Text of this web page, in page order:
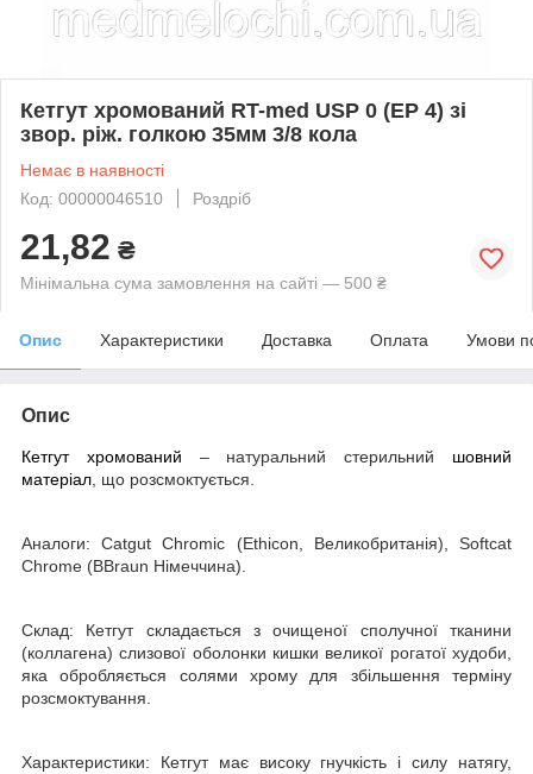
Кетгут хромований RT-med USP 0 (EP 4) зі
звор. ріж. голкою 35мм 3/8 кола
Немає в наявності
Код: 00000046510
Роздріб
21,82 ₴
Мінімальна сума замовлення на сайті — 500 ₴
Опис Характеристики Доставка Оплата Умови
Опис
Кетгут хромований – натуральний стерильний
шовний
матеріал , що розсмоктується.
Аналоги: Catgut Chromic (Ethicon, Великобританія), Softcat
Chrome (BBraun Німеччина).
Склад: Кетгут складається з очищеної сполучної тканини
(коллагенa) слизової оболонки кишки великої рогатої худоби,
яка обробляється солями хрому для збільшення терміну
розсмоктування
Характеристики: Кетгут має високу гнучкість і силу натягу,